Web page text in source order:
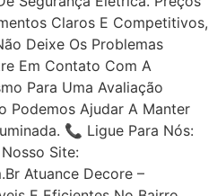
Claros E Competitivos,
Deixe Os Problemas
Em Contato Com A
Para Uma Avaliação
Podemos Ajudar A Manter
📞 Ligue Para Nós:
Site:
Atuance Decore –